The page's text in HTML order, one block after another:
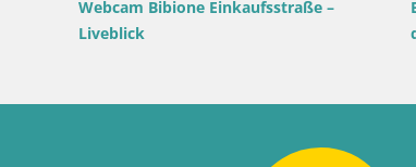
Senj Live Webcam – Schriftstellerpark
und Velebit-Kanal